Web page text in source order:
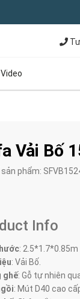
Video
Vải Bố
sản phẩm:
Info
: 2.5*1.7*0.85m
: Vải Bố.
ghế: Gỗ tự nhiên
: Mút D40 cao